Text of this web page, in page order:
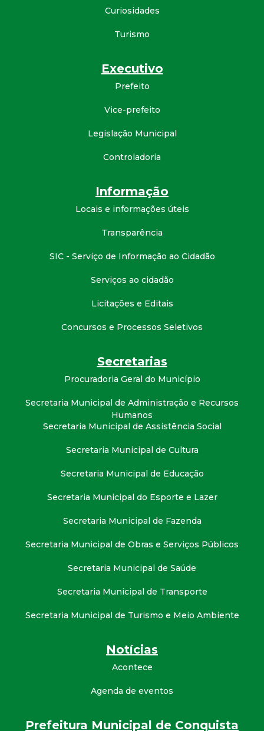
Curiosidades
Turismo
Executivo
Prefeito
Vice-prefeito
Legislação Municipal
Controladoria
Informação
Locais e informações úteis
Transparência
SIC - Serviço de Informação ao Cidadão
Serviços ao cidadão
Licitações e Editais
Concursos e Processos Seletivos
Secretarias
Procuradoria Geral do Município
Secretaria Municipal de Administração e Recursos
Humanos
Secretaria Municipal de Assistência Social
Secretaria Municipal de Cultura
Secretaria Municipal de Educação
Secretaria Municipal do Esporte e Lazer
Secretaria Municipal de Fazenda
Secretaria Municipal de Obras e Serviços Públicos
Secretaria Municipal de Saúde
Secretaria Municipal de Transporte
Secretaria Municipal de Turismo e Meio Ambiente
Notícias
Acontece
Agenda de eventos
Prefeitura Municipal de Conquista